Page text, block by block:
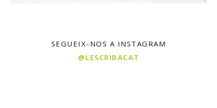
SEGUEIX-NOS A INSTAGRAM
@LESCRIBACAT